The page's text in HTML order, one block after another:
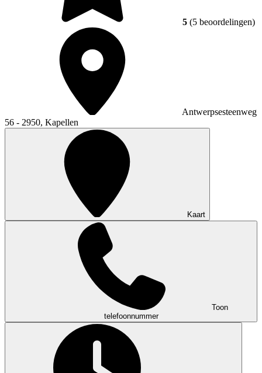
5 (5 beoordelingen)
Antwerpsesteenweg
56 - 2950, Kapellen
Kaart
Toon
telefoonnummer